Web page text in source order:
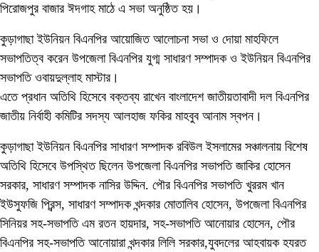
পিরোজপুর বাজার ঈদগাহ মাঠে এ সভা অনুষ্ঠিত হয়।
কুড়াগাছা ইউনিয়ন বিএনপির আয়োজিত আলোচনা সভা ও দোয়া মাহফিলে
সভাপতিত্ব করেন উপজেলা বিএনপির যুগ্ম সাধারণ সম্পাদক ও ইউনিয়ন বিএনপির
সভাপতি ওবায়দুল্লাহ মাস্টার।
এতে প্রধান অতিথি হিসেবে বক্তব্য রাখেন বাংলাদেশ জাতীয়তাবাদী দল বিএনপির
জাতীয় নির্বাহী কমিটির সদস্য আলহাজ ফকির মাহবুব আনাম স্বপন।
কুড়াগাছা ইউনিয়ন বিএনপির সাধারণ সম্পাদক রবিউল ইসলামের সঞ্চালনায় বিশেষ
অতিথি হিসেবে উপস্থিত ছিলেন উপজেলা বিএনপির সভাপতি জাকির হোসেন
সরকার, সাধারণ সম্পাদক নাসির উদ্দিন. পৌর বিএনপির সভাপতি খুররম খান
ইউসুফজি প্রিন্স, সাধারণ সম্পাদক খন্দকার মোতালিব হোসেন, উপজেলা বিএনপির
সিনিয়র সহ-সভাপতি এম রতন হায়দার, সহ-সভাপতি আনোয়ার হোসেন, পৌর
বিএনপির সহ-সভাপতি আনোয়ারা খন্দকার লিলি সরকার,যুবদলের আহবায়ক হযরত